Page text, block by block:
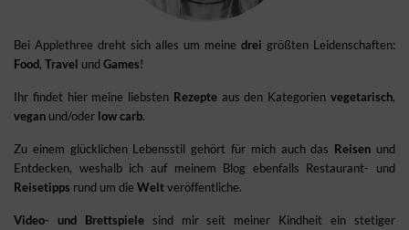
Bei Applethree dreht sich alles um meine drei größten Leidenschaften:
Food, Travel und Games!
Ihr findet hier meine liebsten Rezepteaus den Kategorienvegetarisch,
vegan und/oder low carb.
Zu einem glücklichen Lebensstil gehört für mich auch das Reisen und
Entdecken, weshalb ich auf meinem Blog ebenfalls Restaurant- und
Reisetipps rund um die Weltveröffentliche.
Video- und Brettspielesind mir seit meiner Kindheit ein stetiger